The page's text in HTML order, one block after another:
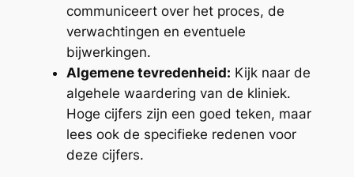
communiceert over het proces, de
verwachtingen en eventuele
bijwerkingen.
Algemene tevredenheid: Kijk naar de
algehele waardering van de kliniek.
Hoge cijfers zijn een goed teken, maar
lees ook de specifieke redenen voor
deze cijfers.